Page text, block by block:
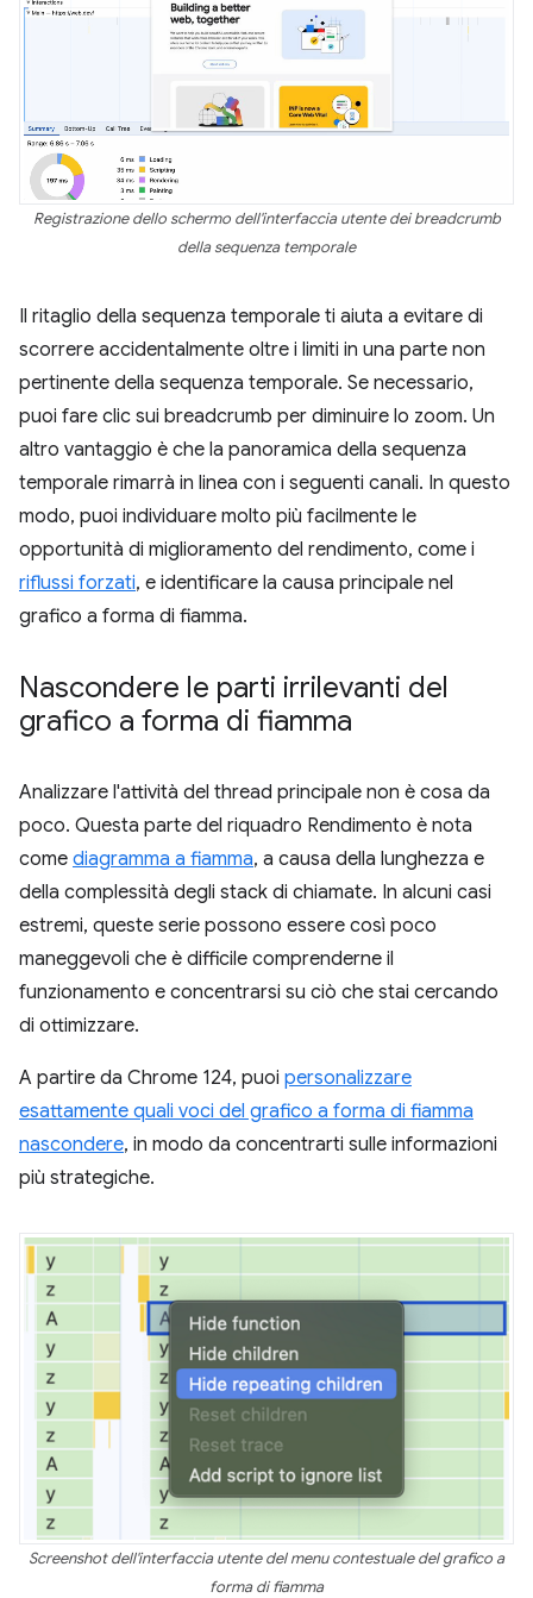
Registrazione dello schermo dell'interfaccia utente dei breadcrumb
della sequenza temporale
Il ritaglio della sequenza temporale ti aiuta a evitare di
scorrere accidentalmente oltre i limiti in una parte non
pertinente della sequenza temporale. Se necessario,
puoi fare clic sui breadcrumb per diminuire lo zoom. Un
altro vantaggio è che la panoramica della sequenza
temporale rimarrà in linea con i seguenti canali. In questo
modo, puoi individuare molto più facilmente le
opportunità di miglioramento del rendimento, come i
riflussi forzati, e identificare la causa principale nel
grafico a forma di fiamma.
Nascondere le parti irrilevanti del
grafico a forma di fiamma
Analizzare l'attività del thread principale non è cosa da
poco. Questa parte del riquadro Rendimento è nota
come diagramma a fiamma, a causa della lunghezza e
della complessità degli stack di chiamate. In alcuni casi
estremi, queste serie possono essere così poco
maneggevoli che è difficile comprenderne il
funzionamento e concentrarsi su ciò che stai cercando
di ottimizzare.
A partire da Chrome 124, puoi personalizzare
esattamente quali voci del grafico a forma di fiamma
nascondere, in modo da concentrarti sulle informazioni
più strategiche.
Screenshot dell'interfaccia utente del menu contestuale del grafico a
forma di fiamma